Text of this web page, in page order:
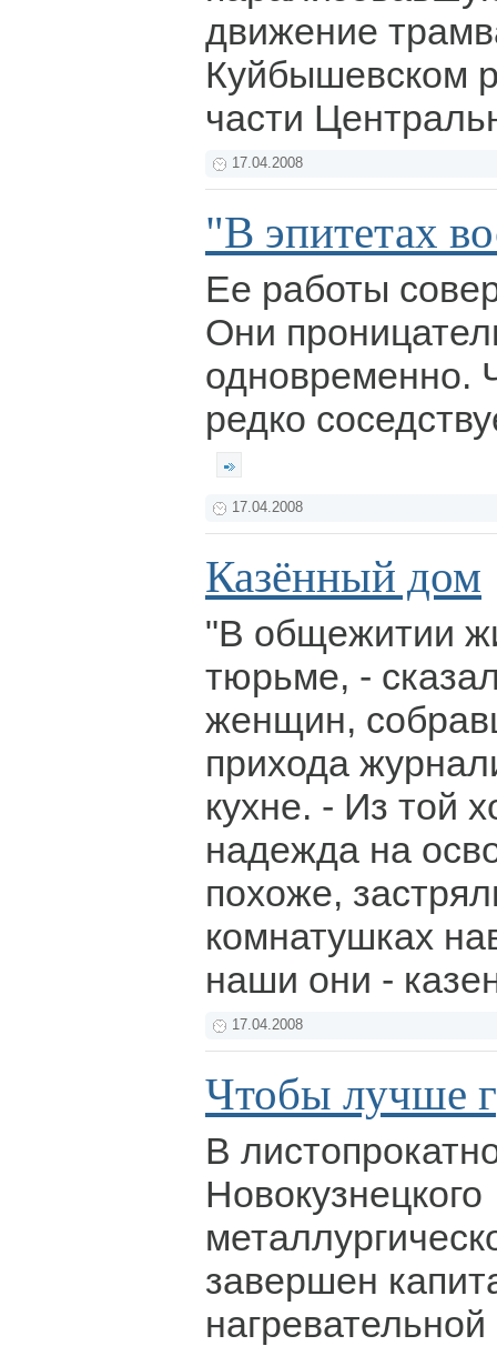
движение
Куйбышевском
части
17.04.2008
"В эпитетах
Ее работы
Они
одновременно.
редко
17.04.2008
Казённый дом
"В общежитии
тюрьме, -
женщин,
прихода
кухне. - Из той
надежда на
похоже,
комнатушках
наши они -
17.04.2008
Чтобы лучше
В
Новокузнецкого
завершен